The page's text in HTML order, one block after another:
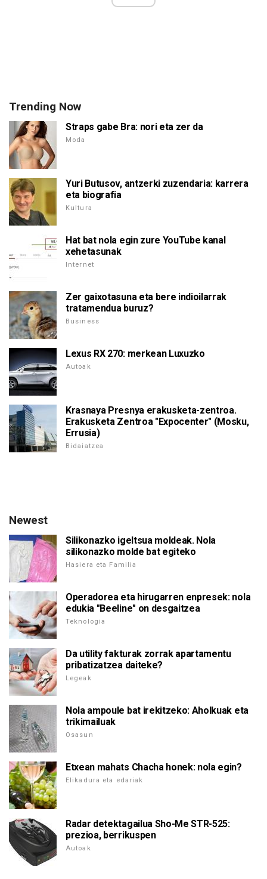
Trending Now
Straps gabe Bra: nori eta zer da
Moda
Yuri Butusov, antzerki zuzendaria: karrera
eta biografia
Kultura
Hat bat nola egin zure YouTube kanal
xehetasunak
Internet
Zer gaixotasuna eta bere indioilarrak
tratamendua buruz?
Business
Lexus RX 270: merkean Luxuzko
Autoak
Krasnaya Presnya erakusketa-zentroa.
Erakusketa Zentroa "Expocenter" (Mosku,
Errusia)
Bidaiatzea
Newest
Silikonazko igeltsua moldeak. Nola
silikonazko molde bat egiteko
Hasiera eta Familia
Operadorea eta hirugarren enpresek: nola
edukia "Beeline" on desgaitzea
Teknologia
Da utility fakturak zorrak apartamentu
pribatizatzea daiteke?
Legeak
Nola ampoule bat irekitzeko: Aholkuak eta
trikimailuak
Osasun
Etxean mahats Chacha honek: nola egin?
Elikadura eta edariak
Radar detektagailua Sho-Me STR-525:
prezioa, berrikuspen
Autoak